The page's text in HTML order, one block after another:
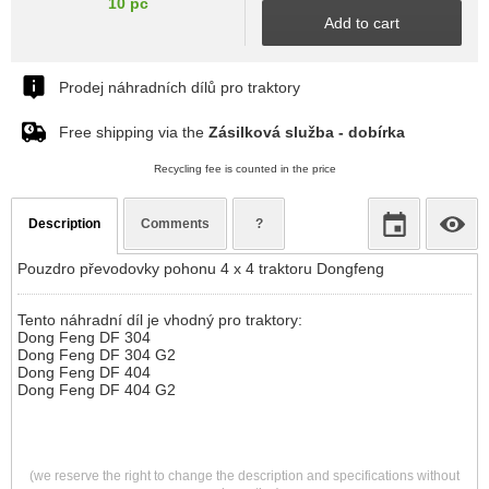
Add to cart
Prodej náhradních dílů pro traktory
Free shipping via the Zásilková služba - dobírka
Recycling fee is counted in the price
Description Comments ?
Pouzdro převodovky pohonu 4 x 4 traktoru Dongfeng
Tento náhradní díl je vhodný pro traktory:
Dong Feng DF 304
Dong Feng DF 304 G2
Dong Feng DF 404
Dong Feng DF 404 G2
(we reserve the right to change the description and specifications without